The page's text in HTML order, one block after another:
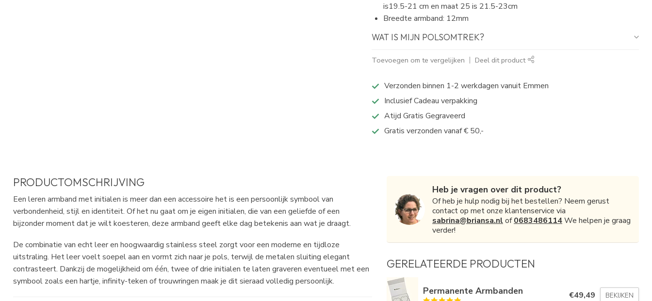
is19.5-21 cm en maat 25 is 21.5-23cm
Breedte armband: 12mm
WAT IS MIJN POLSOMTREK?
Toevoegen om te vergelijken Deel dit product
Verzonden binnen 1-2 werkdagen vanuit Emmen
Inclusief Cadeau verpakking
Atijd Gratis Gegraveerd
Gratis verzonden vanaf € 50,-
PRODUCTOMSCHRIJVING
Een leren armband met initialen is meer dan een accessoire het is een persoonlijk symbool van
verbondenheid, stijl en identiteit. Of het nu gaat om je eigen initialen, die van een geliefde of een
bijzonder moment dat je wilt koesteren, deze armband geeft elke dag betekenis aan wat je draagt.
De combinatie van echt leer en hoogwaardig stainless steel zorgt voor een moderne en tijdloze
uitstraling. Het leer voelt soepel aan en vormt zich naar je pols, terwijl de metalen sluiting elegant
contrasteert. Dankzij de mogelijkheid om één, twee of drie initialen te laten graveren eventueel met een
symbool zoals een hartje, infinity-teken of trouwringen maak je dit sieraad volledig persoonlijk.
Heb je vragen over dit product?
Of heb je hulp nodig bij het bestellen? Neem gerust
contact op met onze klantenservice via
sabrina@briansa.nl of0683486114We helpen je graag
verder!
GERELATEERDE PRODUCTEN
Permanente Armbanden €49,49 BEKIJKEN